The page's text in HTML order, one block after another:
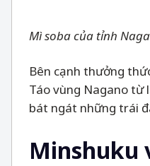
Mì soba của tỉnh
Bên cạnh thưởng
Táo vùng Nagano từ
bát ngát những trái
Minshuku